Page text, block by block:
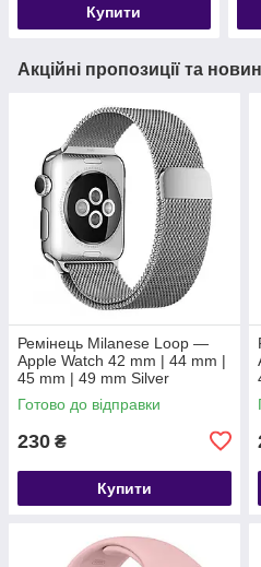
Купити
Акційні пропозиції та
Ремінець Milanese Loop —
Apple Watch 42 mm | 44 mm |
45 mm | 49 mm Silver
Готово до відправки
230 ₴
Купити